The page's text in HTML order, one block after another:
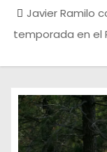
Javier Ramilo
temporada en el